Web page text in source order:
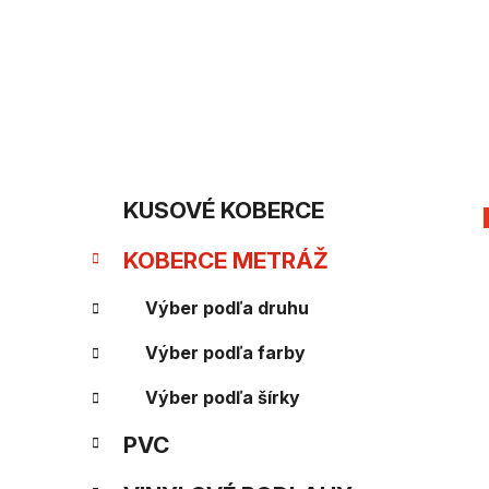
o
ý
p
a
kategórie
t
e
g
i
KUSOVÉ KOBERCE
KOBERCE METRÁŽ
Výber podľa druhu
Výber podľa farby
Výber podľa šírky
PVC